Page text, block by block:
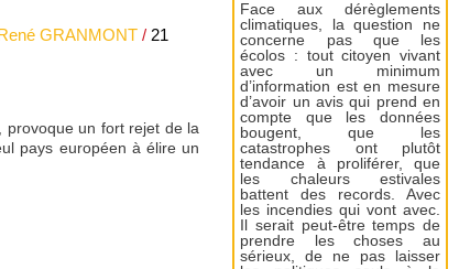
GRANMONT / 21
provoque un fort rejet de la
pays européen à élire un
Face aux dérèglements
climatiques, la question ne
concerne pas que les
écolos : tout citoyen vivant
avec un minimum
d’information est en mesure
d’avoir un avis qui prend en
compte que les données
bougent, que les
catastrophes ont plutôt
tendance à proliférer, que
les chaleurs estivales
battent des records. Avec
les incendies qui vont avec.
Il serait peut-être temps de
prendre les choses au
sérieux, de ne pas laisser